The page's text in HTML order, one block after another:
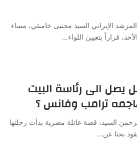
الإيراني السيد مجتبى خامنئي، مساء
قراراً بتعيين اللواء…
يصل الى رئاسة البيت
ترامب وفانس ؟
السيد، قصة عائلة مصرية بدأت رحلتها
بحثا عن…